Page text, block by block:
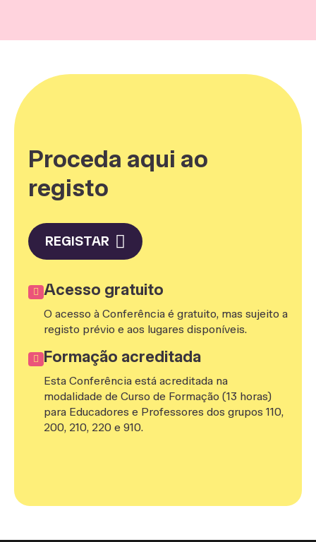
Proceda aqui ao
registo
REGISTAR
Acesso gratuito
O acesso à Conferência é gratuito, mas sujeito a
registo prévio e aos lugares disponíveis.
Formação acreditada
Esta Conferência está acreditada na
modalidade de Curso de Formação (13 horas)
para Educadores e Professores dos grupos 110,
200, 210, 220 e 910.